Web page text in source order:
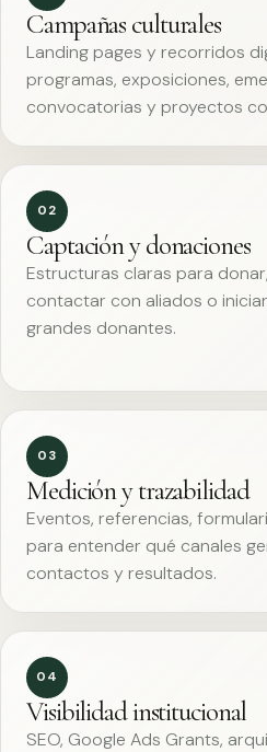
Campañas culturales
Landing pages y recorridos
programas, exposiciones,
convocatorias y proyectos
02
Captación y donaciones
Estructuras claras para
contactar con aliados o
grandes donantes.
03
Medición y trazabilidad
Eventos, referencias,
para entender qué canales
contactos y resultados.
04
Visibilidad institucional
SEO, Google Ads Grants,